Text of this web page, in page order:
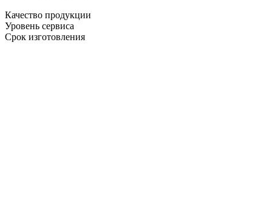
Качество продукции
Уровень сервиса
Срок изготовления